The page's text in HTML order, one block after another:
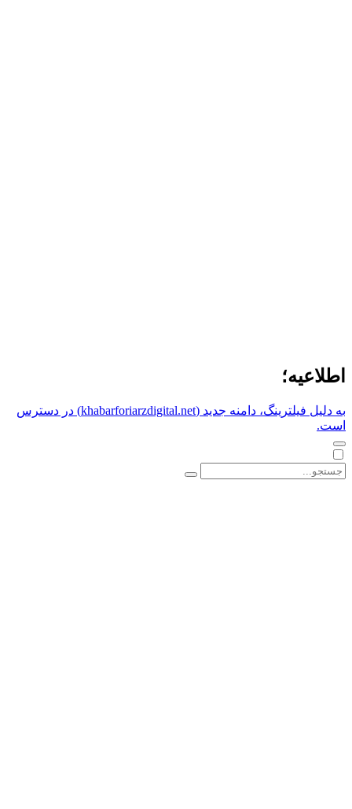
اطلاعیه؛
به دلیل فیلترینگ، دامنه جدید (khabarforiarzdigital.net) در دسترس
است.